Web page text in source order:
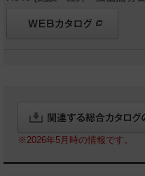
※2026年5月時の情報です。